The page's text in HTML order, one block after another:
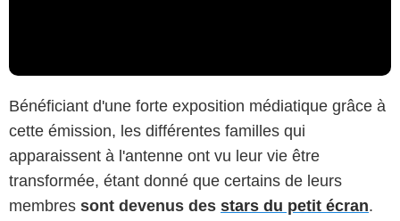
Bénéficiant d'une forte exposition médiatique grâce à
cette émission, les différentes familles qui
apparaissent à l'antenne ont vu leur vie être
transformée, étant donné que certains de leurs
membres sont devenus des stars du petit écran.